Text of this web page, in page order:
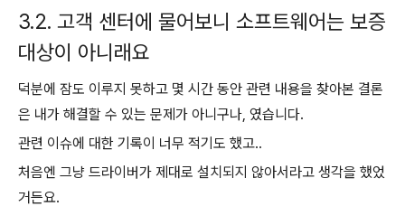
3.2. 고객 센터에 물어보니 소프트웨어는 보증
대상이 아니래요
덕분에 잠도 이루지 못하고 몇 시간 동안 관련 내용을 찾아본 결론
은 내가 해결할 수 있는 문제가 아니구나, 였습니다.
관련 이슈에 대한 기록이 너무 적기도 했고..
처음엔 그냥 드라이버가 제대로 설치되지 않아서라고 생각을 했었
거든요.